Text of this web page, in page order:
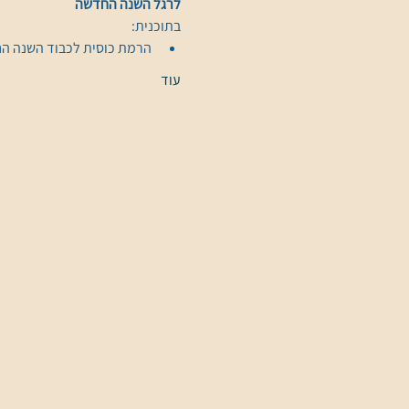
לרגל השנה החדשה
בתוכנית:
הרמת כוסית לכבוד השנה
עוד